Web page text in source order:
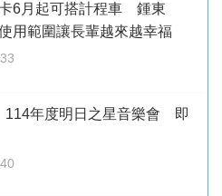
6月起可搭計程車 鍾東
用範圍讓長輩越來越幸福
114年度明日之星音樂會 即